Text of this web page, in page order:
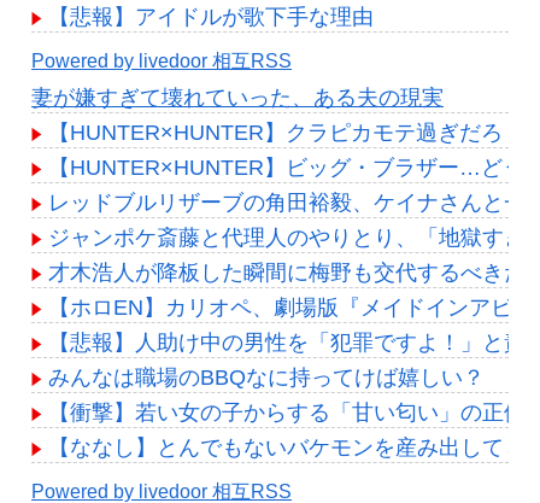
【悲報】アイドルが歌下手な理由
Powered by livedoor 相互RSS
妻が嫌すぎて壊れていった、ある夫の現実
【HUNTER×HUNTER】クラピカモテ過ぎだろ
【HUNTER×HUNTER】ビッグ・ブラザー…どう
レッドブルリザーブの角田裕毅、ケイナさんと一
ジャンポケ斎藤と代理人のやりとり、「地獄す
才木浩人が降板した瞬間に梅野も交代するべきだ
【ホロEN】カリオペ、劇場版『メイドインアビ
【悲報】人助け中の男性を「犯罪ですよ！」と
みんなは職場のBBQなに持ってけば嬉しい？
【衝撃】若い女の子からする「甘い匂い」の正
【ななし】とんでもないバケモンを産み出して
Powered by livedoor 相互RSS